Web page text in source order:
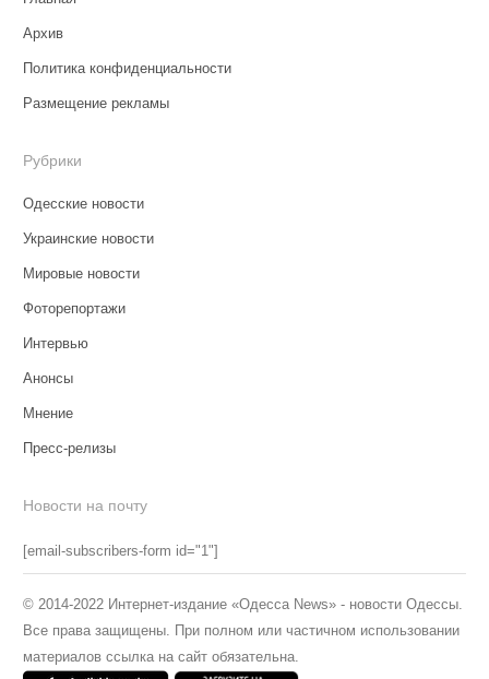
Архив
Политика конфиденциальности
Размещение рекламы
Рубрики
Одесские новости
Украинские новости
Мировые новости
Фоторепортажи
Интервью
Анонсы
Мнение
Пресс-релизы
Новости на почту
[email-subscribers-form id="1"]
© 2014-2022 Интернет-издание «Одесса News» - новости Одессы.
Все права защищены. При полном или частичном использовании
материалов ссылка на сайт обязательна.